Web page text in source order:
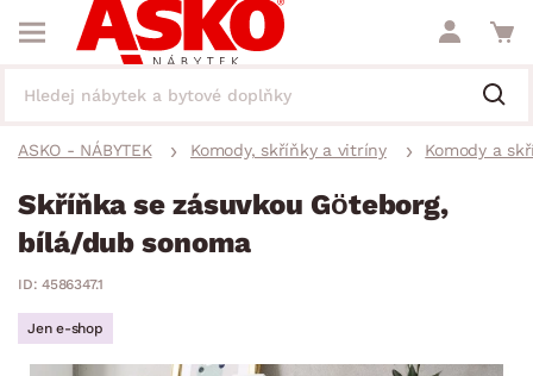
ASKO - NÁBYTEK Komody, skříňky a vitríny Komody a
Skříňka se zásuvkou Göteborg,
bílá/dub sonoma
ID: 4586347.1
Jen e-shop